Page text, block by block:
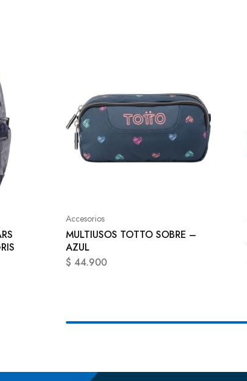
Accesorios
MULTIUSOS TOTTO SOBRE –
AZUL
$ 44.900